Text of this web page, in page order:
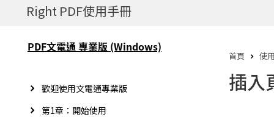
Right PDF使用手冊
PDF文電通 專業版 (Windows)
歡迎使用文電通專業版
第1章：開始使用
首頁 使
插入